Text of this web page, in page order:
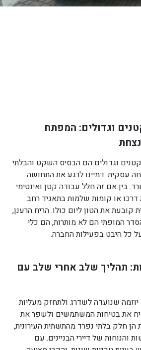
וגדולים: המפתח
קטנים וגדולים הם הבסיס השקט והבלתי
עסקית. דמיינו לרגע את התחושה
בין אם זה חלל עבודה קטן ואינטימי
או קומות שלמות בתאגיד רחב
קובעת את הטון ליום כולו. הריח הרענן,
המופתי הם לא מותרות, הם כלי
כל היבט בפעילות החברה.
תהליך שלב אחרי שלב עם
שנועדה לשדרג ולתחזק מעליות
את בטיחות המשתמשים ולשפר את
הן חלק בלתי נפרד מהתשתית העירונית,
והנוחות של דיירי הבניינים. עם